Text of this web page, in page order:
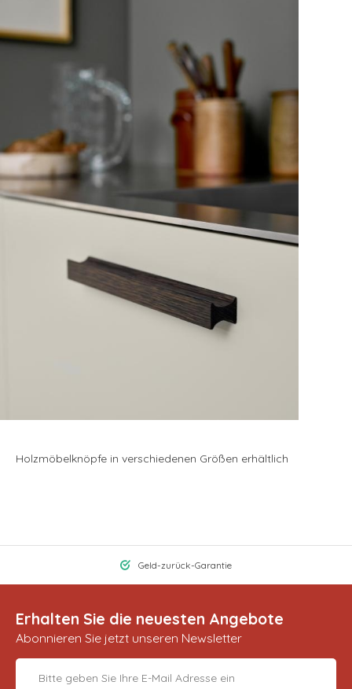
Holzmöbelknöpfe in verschiedenen Größen erhältlich
Geld-zurück-Garantie
Erhalten Sie die neuesten Angebote
Abonnieren Sie jetzt unseren Newsletter